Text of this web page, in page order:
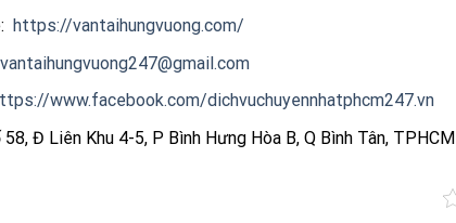
https://vantaihungvuong.com/
vantaihungvuong247@gmail.com
www.facebook.com/dichvuchuyennhatphcm247.vn
58, Đ Liên Khu 4-5, P Bình Hưng Hòa B, Q Bình Tân, TPHCM